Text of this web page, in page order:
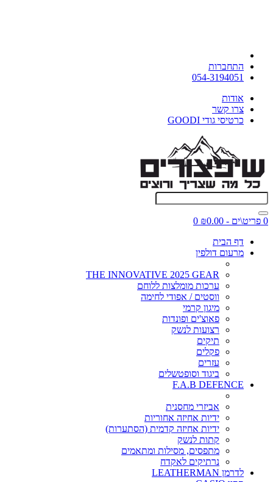
התחברות
054-3194051
אודות
צרו קשר
כרטיסי גודי GOODI
0 פריט\ים - ₪0.00
0
דף הבית
מרעום דולפין
THE INNOVATIVE 2025 GEAR
ערכות מומלצות ללוחם
ווסטים / אפודי לחימה
מיגון קרמי
פאוצ'ים ופונדות
רצועות לנשק
תיקים
פקלים
עזרים
ביגוד וסופטשלים
F.A.B DEFENCE
אביזרי מחסנית
ידיות אחיזה אחוריות
ידיות אחיזה קדמית (הסתערות)
קתות לנשק
מתפסים, מסילות ומתאמים
נרתיקים לאקדח
לדרמן LEATHERMAN